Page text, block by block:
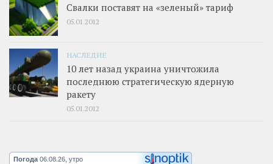
Свалки поставят на «зеленый» тариф
05.01.2012
НАСЛЕДИЕ
10 лет назад украина уничтожила
последнюю стратегическую ядерную
ракету
05.01.2012
Погода 06.08.26, утро